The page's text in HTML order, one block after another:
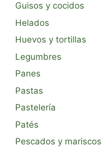
Guisos y cocidos
Helados
Huevos y tortillas
Legumbres
Panes
Pastas
Pastelería
Patés
Pescados y mariscos